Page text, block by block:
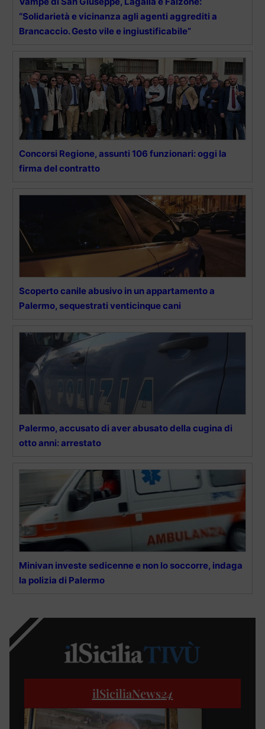
“Solidarietà e vicinanza agli agenti aggrediti a
Brancaccio. Gesto vile e ingiustificabile”
Concorsi Regione, assunti 106 funzionari: oggi la
firma del contratto
Scoperto canile abusivo in un appartamento a
Palermo, sequestrati venticinque cani
Palermo, accusato di aver abusato della cugina di
otto anni: arrestato
Minivan investe sedicenne e non lo soccorre, indaga
la polizia di Palermo
ilSiciliaNews24